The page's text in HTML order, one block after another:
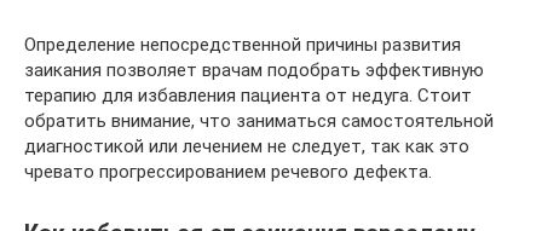
Определение непосредственной причины развития
заикания позволяет врачам подобрать эффективную
терапию для избавления пациента от недуга. Стоит
обратить внимание, что заниматься самостоятельной
диагностикой или лечением не следует, так как это
чревато прогрессированием речевого дефекта.